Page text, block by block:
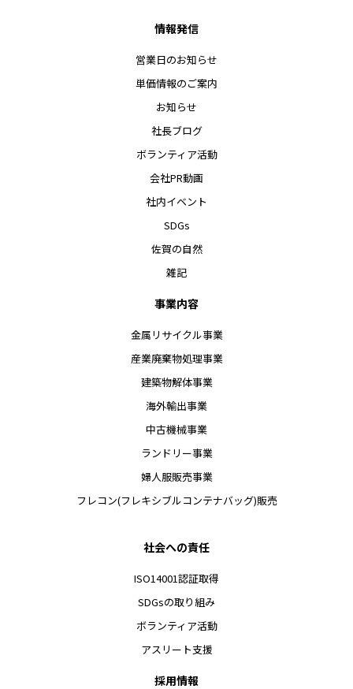
情報発信
営業日のお知らせ
単価情報のご案内
お知らせ
社長ブログ
ボランティア活動
会社PR動画
社内イベント
SDGs
佐賀の自然
雑記
事業内容
金属リサイクル事業
産業廃棄物処理事業
建築物解体事業
海外輸出事業
中古機械事業
ランドリー事業
婦人服販売事業
フレコン(フレキシブルコンテナバッグ)販売
社会への責任
ISO14001認証取得
SDGsの取り組み
ボランティア活動
アスリート支援
採用情報